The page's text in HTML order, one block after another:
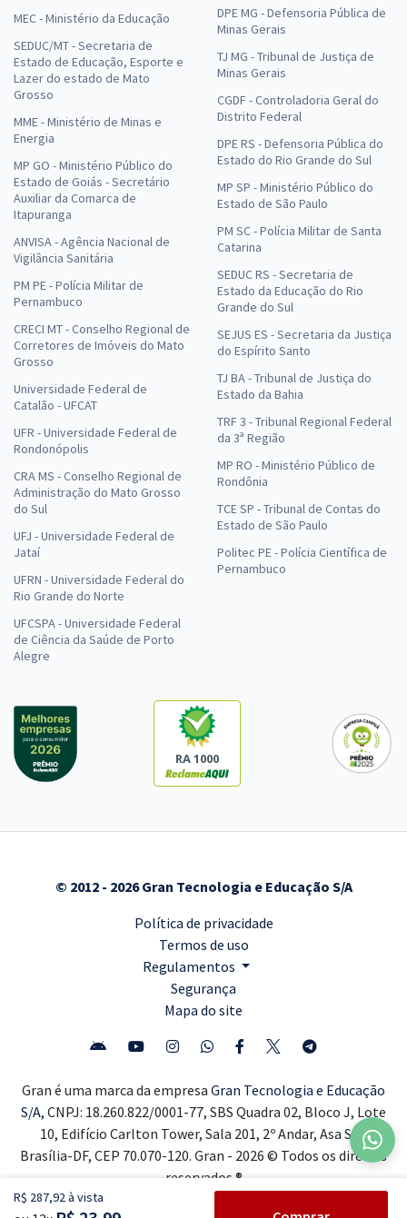
R$ 287,92 à vista
MEC - Ministério da Educação
SEDUC/MT - Secretaria de
Estado de Educação, Esporte e
Lazer do estado de Mato
Grosso
MME - Ministério de Minas e
Energia
MP GO - Ministério Público do
Estado de Goiás - Secretário
Auxiliar da Comarca de
Itapuranga
ANVISA - Agência Nacional de
Vigilância Sanitária
PM PE - Polícia Militar de
Pernambuco
CRECI MT - Conselho Regional de
Corretores de Imóveis do Mato
Grosso
Universidade Federal de
Catalão - UFCAT
UFR - Universidade Federal de
Rondonópolis
CRA MS - Conselho Regional de
Administração do Mato Grosso
do Sul
UFJ - Universidade Federal de
Jataí
UFRN - Universidade Federal do
Rio Grande do Norte
UFCSPA - Universidade Federal
de Ciência da Saúde de Porto
Alegre
DPE MG - Defensoria Pública de
Minas Gerais
TJ MG - Tribunal de Justiça de
Minas Gerais
CGDF - Controladoria Geral do
Distrito Federal
DPE RS - Defensoria Pública do
Estado do Rio Grande do Sul
MP SP - Ministério Público do
Estado de São Paulo
PM SC - Polícia Militar de Santa
Catarina
SEDUC RS - Secretaria de
Estado da Educação do Rio
Grande do Sul
SEJUS ES - Secretaria da Justiça
do Espírito Santo
TJ BA - Tribunal de Justiça do
Estado da Bahia
TRF 3 - Tribunal Regional Federal
da 3ª Região
MP RO - Ministério Público de
Rondônia
TCE SP - Tribunal de Contas do
Estado de São Paulo
Politec PE - Polícia Científica de
Pernambuco
RA 1000
© 2012 - 2026 Gran Tecnologia e Educação S/A
Política de privacidade
Termos de uso
Regulamentos
Segurança
Mapa do site
Gran é uma marca da empresa Gran Tecnologia e Educação
S/A, CNPJ: 18.260.822/0001-77, SBS Quadra 02, Bloco J, Lote
10, Edifício Carlton Tower, Sala 201, 2º Andar, Asa Sul,
Brasília-DF, CEP 70.070-120. Gran - 2026 © Todos os direitos
reservados ®